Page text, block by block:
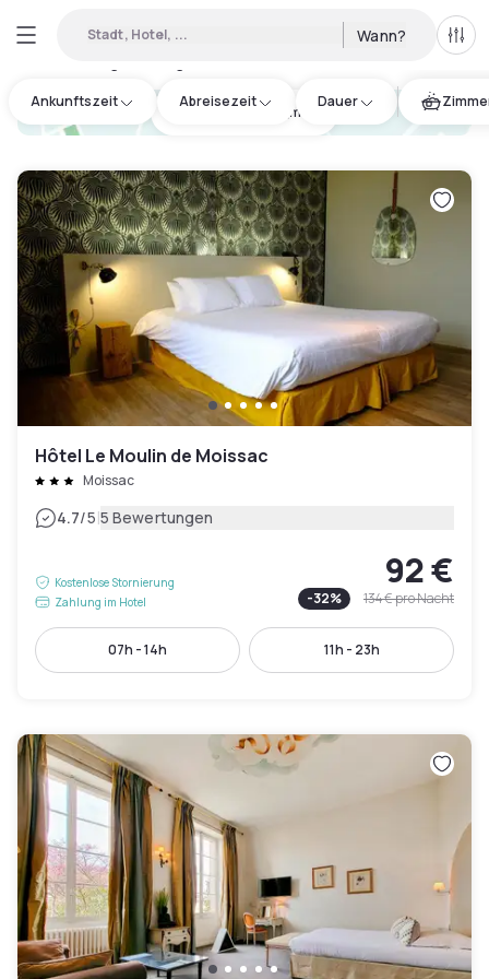
Stadt, Hotel, ... Wann? Alle
Ankunftszeit Abreisezeit Dauer
hotel.cta.view_map
Hôtel Le Moulin de Moissac
Moissac
4.7/5|5 Bewertungen
Kostenlose Stornierung
Zahlung im Hotel
92 €
-32% 134 €pro Nacht
07h - 14h 11h - 23h